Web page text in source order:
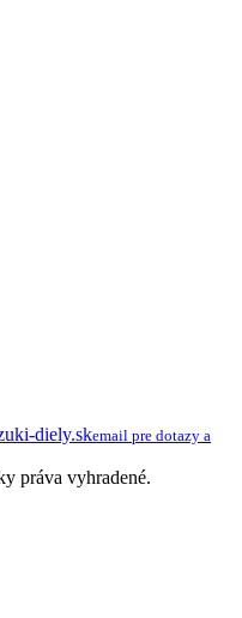
diely.skemail pre dotazy a
práva vyhradené.